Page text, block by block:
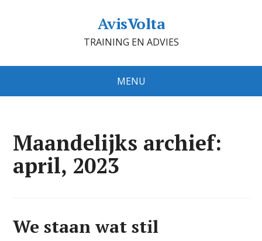
AvisVolta
TRAINING EN ADVIES
MENU
Maandelijks archief:
april, 2023
We staan wat stil